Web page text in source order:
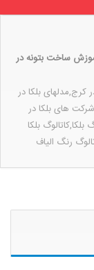
ساخت بتونه در
کرج,مدلهای بلکا در
های بلکا در
بلکا
رنگ الیاف